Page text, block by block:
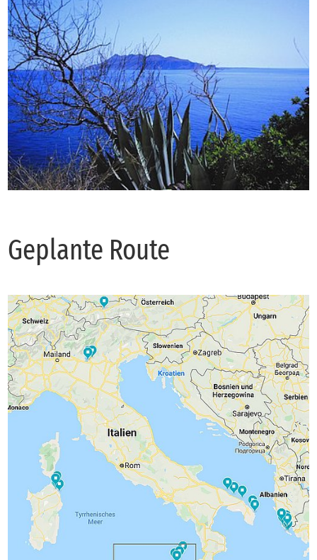
Ge­plan­te Rou­te